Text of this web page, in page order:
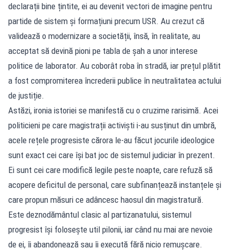
declarații bine țintite, ei au devenit vectori de imagine pentru
partide de sistem și formațiuni precum USR. Au crezut că
validează o modernizare a societății, însă, în realitate, au
acceptat să devină pioni pe tabla de șah a unor interese
politice de laborator. Au coborât roba în stradă, iar prețul plătit
a fost compromiterea încrederii publice în neutralitatea actului
de justiție.
Astăzi, ironia istoriei se manifestă cu o cruzime rarisimă. Acei
politicieni pe care magistrații activiști i-au susținut din umbră,
acele rețele progresiste cărora le-au făcut jocurile ideologice
sunt exact cei care își bat joc de sistemul judiciar în prezent.
Ei sunt cei care modifică legile peste noapte, care refuză să
acopere deficitul de personal, care subfinanțează instanțele și
care propun măsuri ce adâncesc haosul din magistratură.
Este deznodământul clasic al partizanatului, sistemul
progresist își folosește util pilonii, iar când nu mai are nevoie
de ei, îi abandonează sau îi execută fără nicio remușcare.